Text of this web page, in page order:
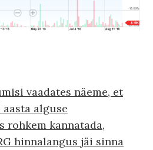
vaadates näeme, et
aasta alguse
kannatada,
hinnalangus jäi sinna